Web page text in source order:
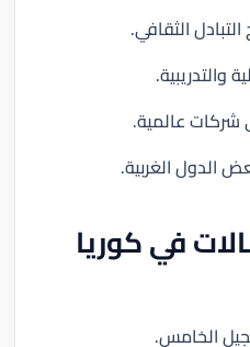
الثقافي.
والتدريبية.
عالمية.
الدول الغربية.
في كوريا
الخامس.